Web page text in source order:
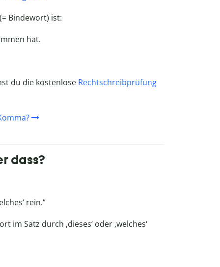
Bindewort) ist:
hat.
du die kostenlose Rechtschreibprüfung
dass?
rein.“
im Satz durch ‚dieses‘ oder ‚welches‘